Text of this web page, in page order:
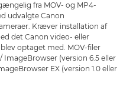
fra MOV- og MP4-
udvalgte Canon
Kræver installation af
det Canon video- eller
optaget med. MOV-filer
(version 6.5 eller
EX (version 1.0 eller